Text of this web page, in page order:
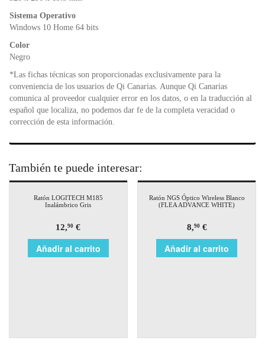
Sistema Operativo
Windows 10 Home 64 bits
Color
Negro
*Las fichas técnicas son proporcionadas exclusivamente para la
conveniencia de los usuarios de Qi Canarias. Aunque Qi Canarias
comunica al proveedor cualquier error en los datos, o en la traducción al
español que localiza, no podemos dar fe de la completa veracidad o
corrección de esta información.
También te puede interesar:
Ratón LOGITECH M185
Inalámbrico Gris
12,90 €
Añadir al carrito
Ratón NGS Óptico Wireless Blanco
(FLEA ADVANCE WHITE)
8,90€
Añadir al carrito